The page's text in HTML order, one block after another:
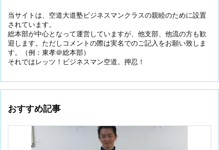
当サイトは、空道大道塾ビジネスマンクラスの親睦のために設置
されています。
総本部が中心となって運営していますが、他支部、他流の方も歓
迎します。ただしコメントの際は実名でのご記入をお願い致しま
す。（例：東孝＠総本部）
それではレッツ！ビジネスマン空道。押忍！
おすすめ記事